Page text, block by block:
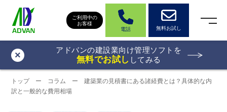
ご利用中の
お客様
電話
無料お試し
× アドバンの建設業向け管理ソフトを
無料でお試し してみる
トップー コラム ー建築業の見積書にある諸経費とは？具体的な内
訳と一般的な費用相場